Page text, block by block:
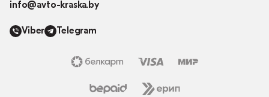
info@avto-kraska.by
Viber Telegram